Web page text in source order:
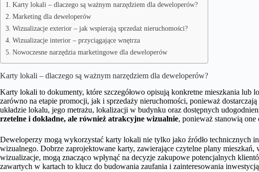
Karty lokali – dlaczego są ważnym narzędziem dla deweloperów?
Marketing dla deweloperów
Wizualizacje exterior – jak wspierają sprzedaż nieruchomości?
Wizualizacje interior – przyciągające wnętrza
Nowoczesne narzędzia marketingowe dla deweloperów
Karty lokali – dlaczego są ważnym narzędziem dla deweloperów?
Karty lokali to dokumenty, które szczegółowo opisują konkretne mieszkania lub
zarówno na etapie promocji, jak i sprzedaży nieruchomości, ponieważ
układzie lokalu, jego metrażu, lokalizacji w budynku oraz dostępnych
rzetelne i dokładne, ale również atrakcyjne wizualnie, ponieważ stanowią
Deweloperzy mogą wykorzystać karty lokali nie tylko jako źródło technicznych
wizualnego. Dobrze zaprojektowane karty, zawierające czytelne plany
wizualizacje, mogą znacząco wpłynąć na decyzje zakupowe potencjalnych
zawartych w kartach to klucz do budowania zaufania i zainteresowania